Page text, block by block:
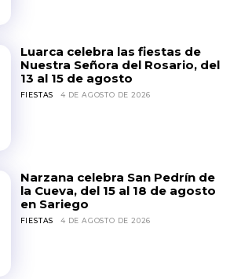
Luarca celebra las fiestas de
Nuestra Señora del Rosario, del
13 al 15 de agosto
FIESTAS 4 DE AGOSTO DE 2026
Narzana celebra San Pedrín de
la Cueva, del 15 al 18 de agosto
en Sariego
FIESTAS 4 DE AGOSTO DE 2026